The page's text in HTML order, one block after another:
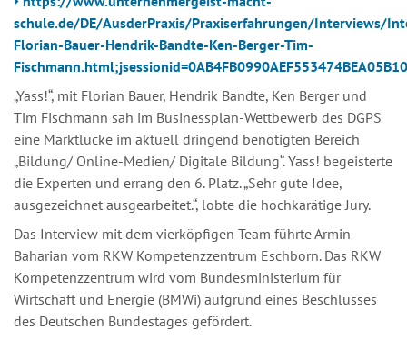
schule.de/DE/AusderPraxis/Praxiserfahrungen/Interviews/
Florian-Bauer-Hendrik-Bandte-Ken-Berger-Tim-
„Yass!“, mit Florian Bauer, Hendrik Bandte, Ken Berger und
Tim Fischmann sah im Businessplan-Wettbewerb des DGPS
eine Marktlücke im aktuell dringend benötigten Bereich
„Bildung/ Online-Medien/ Digitale Bildung“. Yass! begeisterte
die Experten und errang den 6. Platz. „Sehr gute Idee,
ausgezeichnet ausgearbeitet.“, lobte die hochkarätige Jury.
Das Interview mit dem vierköpfigen Team führte Armin
Baharian vom RKW Kompetenzzentrum Eschborn. Das RKW
Kompetenzzentrum wird vom Bundesministerium für
Wirtschaft und Energie (BMWi) aufgrund eines Beschlusses
des Deutschen Bundestages gefördert.